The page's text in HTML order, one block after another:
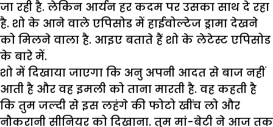
जा रही है. लेकिन आर्यन हर कदम पर उसका साथ दे रहा
है. शो के आने वाले एपिसोड में हाईवोल्टेज ड्रामा देखने
को मिलने वाला है. आइए बताते हैं शो के लेटेस्ट एपिसोड
के बारे में.
शो में दिखाया जाएगा कि अनु अपनी आदत से बाज नहीं
आती है और वह इमली को ताना मारती है. वह कहती है
कि तुम जल्दी से इस लहंगे की फोटो खींच लो और
नौकरानी सीनियर को दिखाना. तुम मां-बेटी ने आज तक